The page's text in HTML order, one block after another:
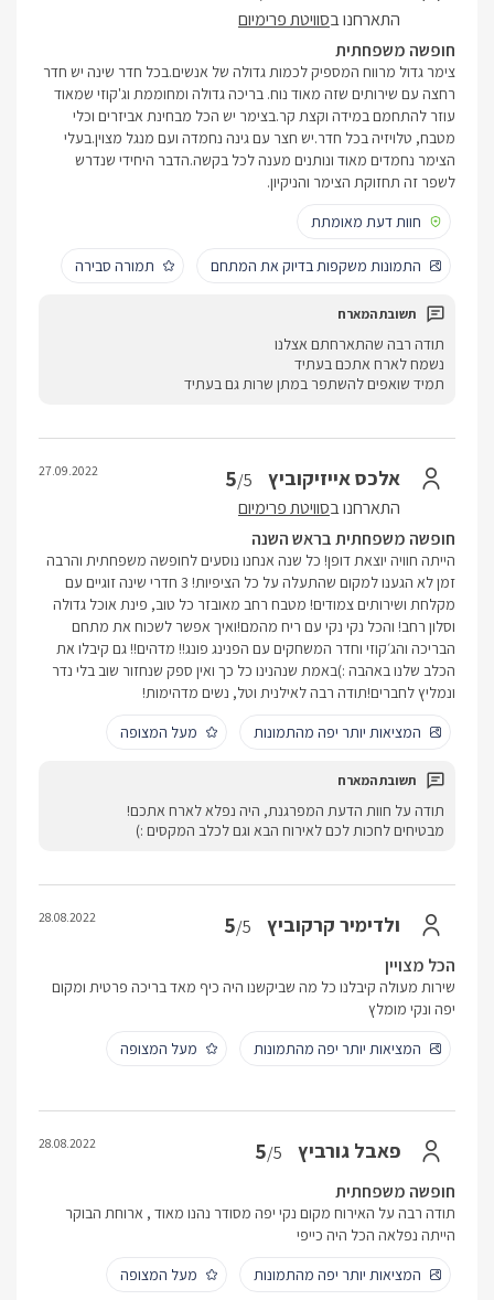
התארחנו בסוויטת פרימיום
חופשה משפחתית
צימר גדול מרווח המספיק לכמות גדולה של אנשים.בכל חדר שינה יש חדר
רחצה עם שירותים שזה מאוד נוח. בריכה גדולה ומחוממת וג'קוזי שמאוד
עוזר להתחמם במידה וקצת קר.בצימר יש הכל מבחינת אביזרים וכלי
מטבח, טלויזיה בכל חדר.יש חצר עם גינה נחמדה ועם מנגל מצוין.בעלי
הצימר נחמדים מאוד ונותנים מענה לכל בקשה.הדבר היחידי שנדרש
לשפר זה תחזוקת הצימר והניקיון.
חוות דעת מאומתת
התמונות משקפות בדיוק את המתחם תמורה סבירה
תודה רבה שהתארחתם אצלנו
נשמח לארח אתכם בעתיד
תמיד שואפים להשתפר במתן שרות גם בעתיד
אלכס אייזיקוביץ 5/5
התארחנו בסוויטת פרימיום
27.09.2022
חופשה משפחתית בראש השנה
הייתה חוויה יוצאת דופן! כל שנה אנחנו נוסעים לחופשה משפחתית והרבה
זמן לא הגענו למקום שהתעלה על כל הציפיות! 3 חדרי שינה זוגיים עם
מקלחת ושירותים צמודים! מטבח רחב מאובזר כל טוב, פינת אוכל גדולה
וסלון רחב! והכל נקי נקי עם ריח מהמם!ואיך אפשר לשכוח את מתחם
הבריכה והג׳קוזי וחדר המשחקים עם הפנינג פונג!! מדהים!! גם קיבלו את
הכלב שלנו באהבה :)באמת שנהנינו כל כך ואין ספק שנחזור שוב בלי נדר
ונמליץ לחברים!תודה רבה לאילנית וטל, נשים מדהימות!
המציאות יותר יפה מהתמונות
מעל המצופה
תודה על חוות הדעת המפרגנת, היה נפלא לארח אתכם!
מבטיחים לחכות לכם לאירוח הבא וגם לכלב המקסים :)
ולדימיר קרקוביץ 5/5
28.08.2022
הכל מצויין
שירות מעולה קיבלנו כל מה שביקשנו היה כיף מאד בריכה פרטית ומקום
יפה ונקי מומלץ
המציאות יותר יפה מהתמונות
מעל המצופה
פאבל גורביץ 5/5
28.08.2022
חופשה משפחתית
תודה רבה על האירוח מקום נקי יפה מסודר נהנו מאוד , ארוחת הבוקר
הייתה נפלאה הכל היה כייפי
המציאות יותר יפה מהתמונות
מעל המצופה